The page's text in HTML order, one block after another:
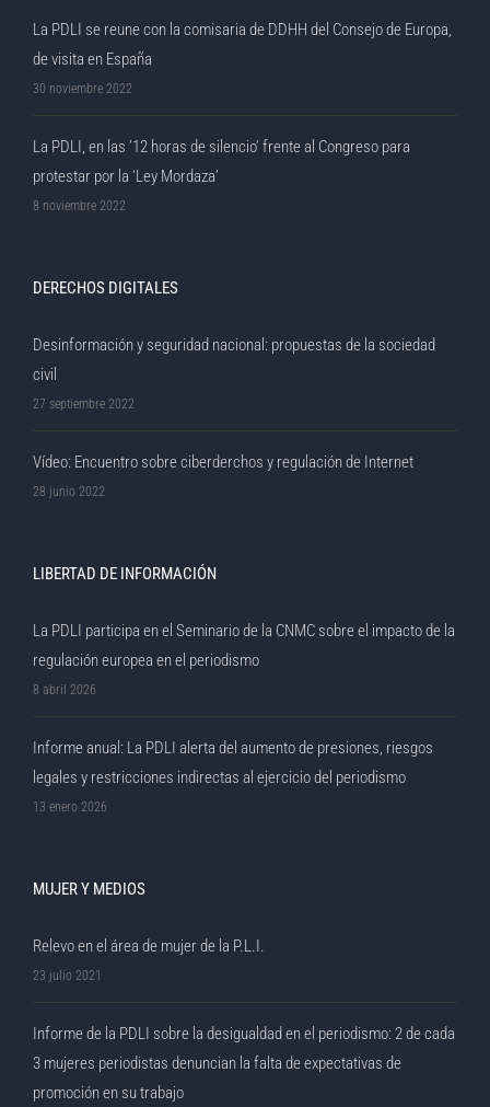
La PDLI se reune con la comisaria de DDHH del Consejo de Europa,
de visita en España
30 noviembre 2022
La PDLI, en las ’12 horas de silencio’ frente al Congreso para
protestar por la ‘Ley Mordaza’
8 noviembre 2022
DERECHOS DIGITALES
Desinformación y seguridad nacional: propuestas de la sociedad
civil
27 septiembre 2022
Vídeo: Encuentro sobre ciberderchos y regulación de Internet
28 junio 2022
LIBERTAD DE INFORMACIÓN
La PDLI participa en el Seminario de la CNMC sobre el impacto de la
regulación europea en el periodismo
8 abril 2026
Informe anual: La PDLI alerta del aumento de presiones, riesgos
legales y restricciones indirectas al ejercicio del periodismo
13 enero 2026
MUJER Y MEDIOS
Relevo en el área de mujer de la P.L.I.
23 julio 2021
Informe de la PDLI sobre la desigualdad en el periodismo: 2 de cada
3 mujeres periodistas denuncian la falta de expectativas de
promoción en su trabajo